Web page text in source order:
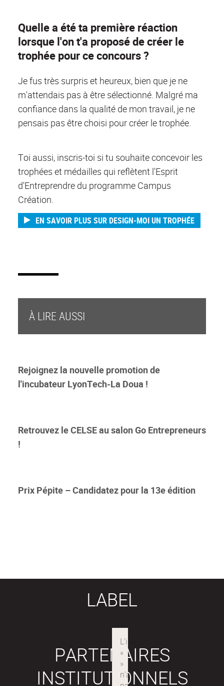
Quelle a été ta première réaction
lorsque l'on t'a proposé de créer le
trophée pour ce concours ?
Je fus très surpris et heureux, bien que je ne
m'attendais pas à être sélectionné. Malgré ma
confiance dans la qualité de mon travail, je ne
pensais pas être choisi pour créer le trophée.
Toi aussi, inscris-toi si tu souhaite concevoir les
trophées et médailles qui reflètent l'Esprit
d'Entreprendre du programme Campus
Création.
EN SAVOIR PLUS SUR DESIGN-MOI UN TROPHÉE
À LIRE AUSSI
Rejoignez la nouvelle promotion de
l'incubateur LyonTech-La Doua !
Retrouvez le CELSE au salon Go Entrepreneurs
!
Prix Pépite – Candidatez pour la 13e édition
LABEL
PARTENAIRES
INSTITUTIONNELS